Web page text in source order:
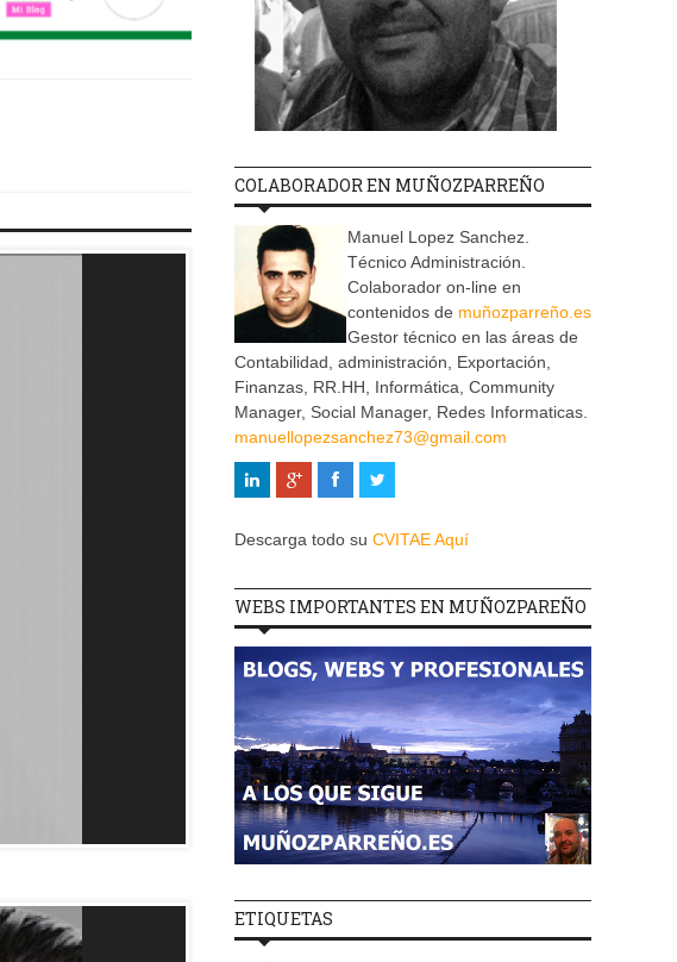
COLABORADOR EN MUÑOZPARREÑO
Manuel Lopez Sanchez.
Técnico Administración.
Colaborador on-line en
contenidos de muñozparreño.es
Gestor técnico en las áreas de
Contabilidad, administración, Exportación,
Finanzas, RR.HH, Informática, Community
Manager, Social Manager, Redes Informaticas.
manuellopezsanchez73@gmail.com
Descarga todo su CVITAE Aquí
WEBS IMPORTANTES EN MUÑOZPAREÑO
ETIQUETAS